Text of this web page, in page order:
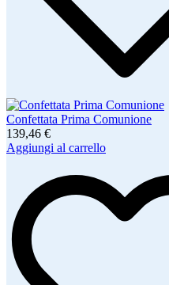
Confettata Prima Comunione
139,46 €
Aggiungi al carrello